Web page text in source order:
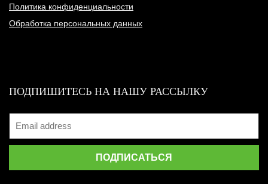
Политика конфиденциальности
Обработка персональных данных
ПОДПИШИТЕСЬ НА НАШУ РАССЫЛКУ